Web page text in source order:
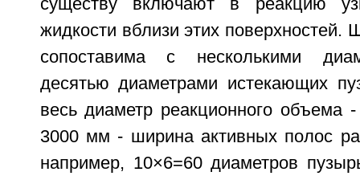
существу включают в реакцию
жидкости вблизи этих поверхностей.
сопоставима с несколькими
десятью диаметрами истекающих
весь диаметр реакционного объема
3000 мм - ширина активных полос
например, 10×6=60 диаметров